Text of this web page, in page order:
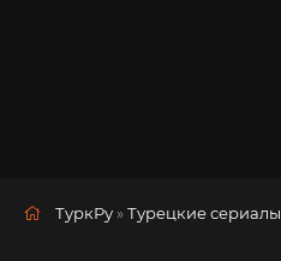
ТуркРу »Турецкие сериалы